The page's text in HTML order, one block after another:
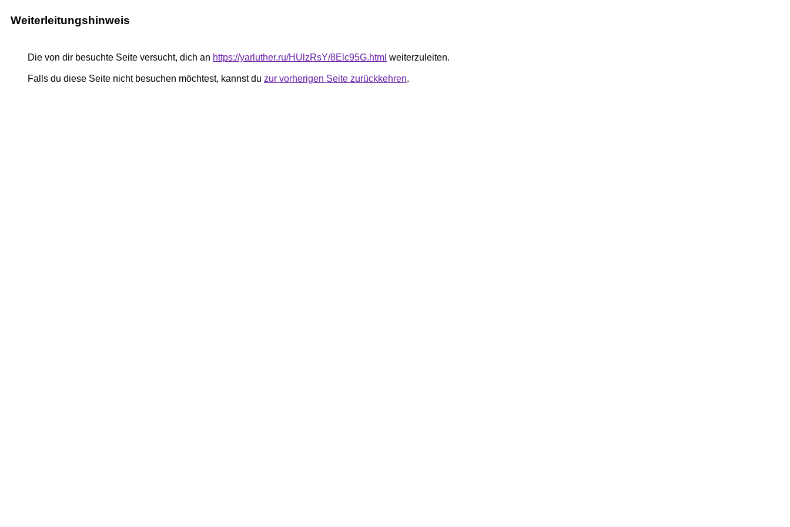
Weiterleitungshinweis
Die von dir besuchte Seite versucht, dich an https://yarluther.ru/HUlzRsY/8Elc95G.html weiterzuleiten.
Falls du diese Seite nicht besuchen möchtest, kannst du zur vorherigen Seite zurückkehren.